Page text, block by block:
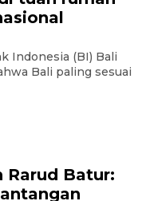
Indonesia (BI) Bali
Bali paling sesuai
Rarud Batur: